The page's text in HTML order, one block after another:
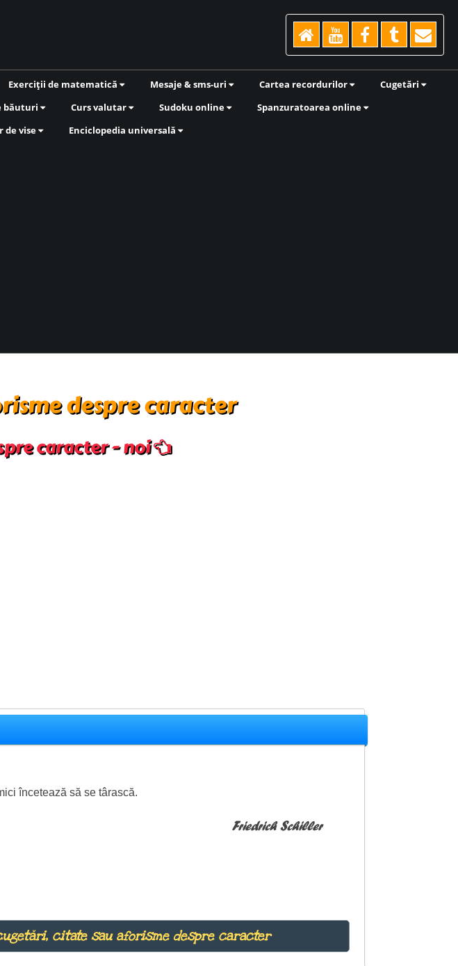
Exerciții de matematică Mesaje & sms-uri Cartea recordurilor
Cugetări
băuturi Curs valutar Sudoku online
Spanzuratoarea online
de vise Enciclopedia universală
despre caracter
caracter - noi
încetează să se târască.
Friedrich Schiller
citate sau aforisme despre caracter